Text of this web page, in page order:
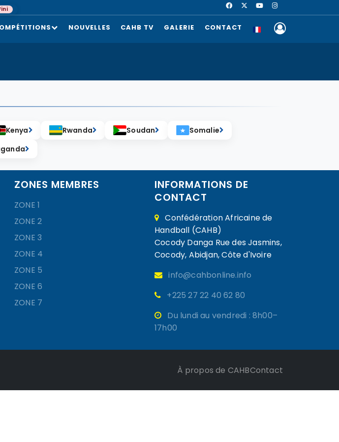
NOUVELLES CAHB TV GALERIE CONTACT
Kenya Rwanda Soudan
Somalie
ZONES MEMBRES
ZONE 1
ZONE 2
ZONE 3
ZONE 4
ZONE 5
ZONE 6
ZONE 7
INFORMATIONS DE
CONTACT
Confédération Africaine de
Handball (CAHB)
Cocody Danga Rue des Jasmins,
Cocody, Abidjan, Côte d'Ivoire
info@cahbonline.info
+225 27 22 40 62 80
Du lundi au vendredi : 8h00–
17h00
À propos de CAHBContact